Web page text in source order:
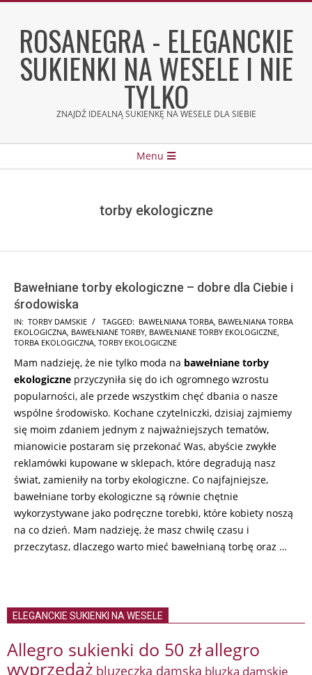
contentROSANEGRA - ELEGANCKIE
SUKIENKI NA WESELE I NIE
TYLKO
ZNAJDŹ IDEALNĄ SUKIENKĘ NA WESELE DLA SIEBIE
Menu
torby ekologiczne
Bawełniane torby ekologiczne – dobre dla Ciebie i
środowiska
2025-
06-
IN: TORBY DAMSKIE TAGGED: BAWEŁNIANA TORBA, BAWEŁNIANA TORBA
EKOLOGICZNA, BAWEŁNIANE TORBY, BAWEŁNIANE TORBY EKOLOGICZNE,
TORBA EKOLOGICZNA, TORBY EKOLOGICZNE
Mam nadzieję, że nie tylko moda na bawełniane torby
ekologiczne przyczyniła się do ich ogromnego wzrostu
popularności, ale przede wszystkim chęć dbania o nasze
wspólne środowisko. Kochane czytelniczki, dzisiaj zajmiemy
się moim zdaniem jednym z najważniejszych tematów,
mianowicie postaram się przekonać Was, abyście zwykłe
reklamówki kupowane w sklepach, które degradują nasz
świat, zamieniły na torby ekologiczne. Co najfajniejsze,
bawełniane torby ekologiczne są równie chętnie
wykorzystywane jako podręczne torebki, które kobiety noszą
na co dzień. Mam nadzieję, że masz chwilę czasu i
przeczytasz, dlaczego warto mieć bawełnianą torbę oraz …
ELEGANCKIE SUKIENKI NA WESELE
Allegro sukienki do 50 złallegro
wyprzedaż bluzeczka damska bluzka damskie